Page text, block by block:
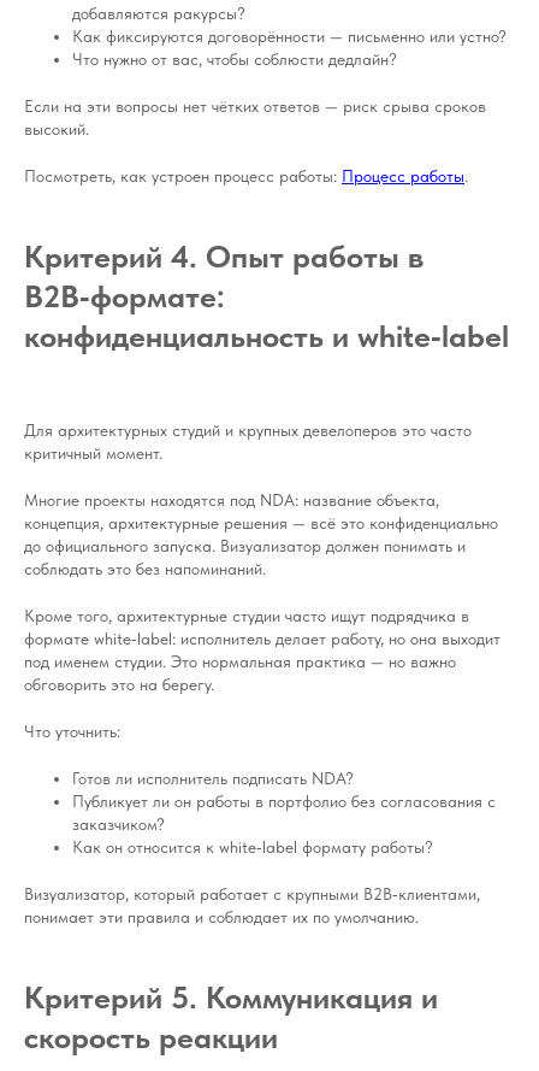
добавляются ракурсы?
Как фиксируются договорённости — письменно или устно?
Что нужно от вас, чтобы соблюсти дедлайн?
Если на эти вопросы нет чётких ответов — риск срыва сроков
высокий.
Посмотреть, как устроен процесс работы: Процесс работы.
Критерий 4. Опыт работы в
B2B‑формате:
конфиденциальность и white‑label
Для архитектурных студий и крупных девелоперов это часто
критичный момент.
Многие проекты находятся под NDA: название объекта,
концепция, архитектурные решения — всё это конфиденциально
до официального запуска. Визуализатор должен понимать и
соблюдать это без напоминаний.
Кроме того, архитектурные студии часто ищут подрядчика в
формате white‑label: исполнитель делает работу, но она выходит
под именем студии. Это нормальная практика — но важно
обговорить это на берегу.
Что уточнить:
Готов ли исполнитель подписать NDA?
Публикует ли он работы в портфолио без согласования с
заказчиком?
Как он относится к white‑label формату работы?
Визуализатор, который работает с крупными B2B‑клиентами,
понимает эти правила и соблюдает их по умолчанию.
Критерий 5. Коммуникация и
скорость реакции